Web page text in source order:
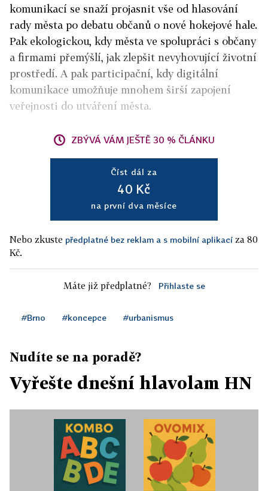
komunikací se snaží projasnit vše od hlasování
rady města po debatu občanů o nové hokejové hale.
Pak ekologickou, kdy města ve spolupráci s občany
a firmami přemýšlí, jak zlepšit nevyhovující životní
prostředí. A pak participační, kdy digitální
komunikace umožňuje mnohem širší zapojení
veřejnosti do utváření města.
ZBÝVÁ VÁM JEŠTĚ 30 % ČLÁNKU
Číst dál za
40 Kč
na první dva měsíce
Nebo zkuste předplatné bez reklam a s mobilní aplikací za 80
Kč.
Máte již předplatné? Přihlaste se
#Brno #koncepce #urbanismus
Nudíte se na poradě?
Vyřešte dnešní hlavolam HN